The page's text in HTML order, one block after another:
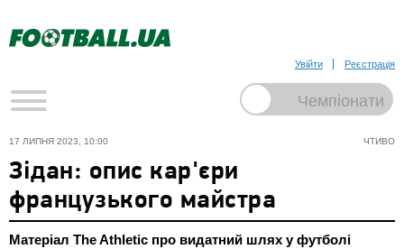
Увійти Реєстрація
ЧТИВО
17 ЛИПНЯ 2023, 10:00
Зідан: опис кар'єри
французького майстра
Матеріал The Athletic про видатний шлях у футболі